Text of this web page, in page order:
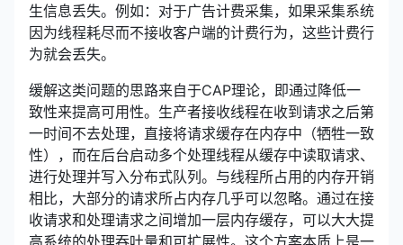
生信息丢失。例如：对于广告计费采集，如果采集系统
因为线程耗尽而不接收客户端的计费行为，这些计费行
为就会丢失。
缓解这类问题的思路来自于CAP理论，即通过降低一
致性来提高可用性。生产者接收线程在收到请求之后第
一时间不去处理，直接将请求缓存在内存中（牺牲一致
性），而在后台启动多个处理线程从缓存中读取请求、
进行处理并写入分布式队列。与线程所占用的内存开销
相比，大部分的请求所占内存几乎可以忽略。通过在接
收请求和处理请求之间增加一层内存缓存，可以大大提